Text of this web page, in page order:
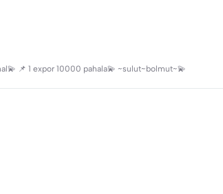
📌 1 expor 10000 pahala💫 ~sulut~bolmut~💫